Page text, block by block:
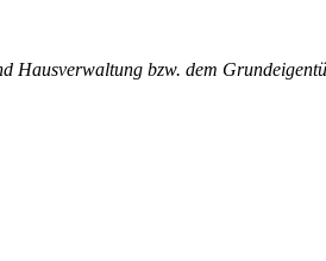
Hausverwaltung bzw. dem